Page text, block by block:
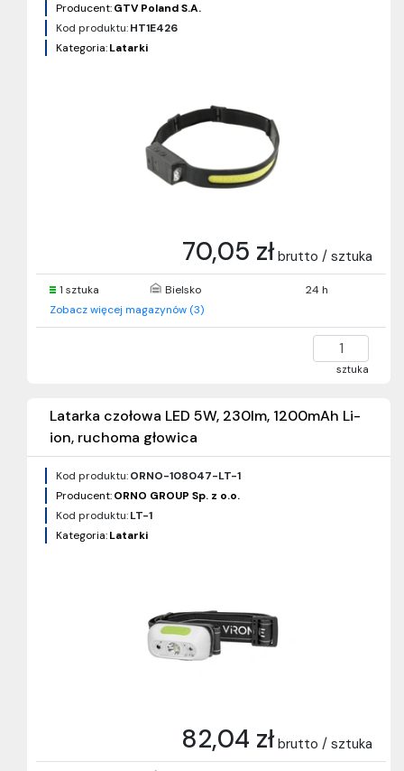
Producent:GTV Poland S.A.
Kod produktu:HT1E426
Kategoria:Latarki
70,05 zł brutto / sztuka
1 sztuka Bielsko
24 h
Zobacz więcej magazynów (3)
sztuka
Latarka czołowa LED 5W, 230lm, 1200mAh Li-
ion, ruchoma głowica
Kod produktu:ORNO-108047-LT-1
Producent:ORNO GROUP Sp. z o.o.
Kod produktu:LT-1
Kategoria:Latarki
82,04 zł brutto / sztuka